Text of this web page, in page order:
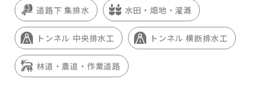
道路下 集排水 水田・畑地・灌漑
トンネル 中央排水工 トンネル 横断排水工
林道・農道・作業道路